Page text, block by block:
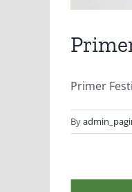
Primer
By